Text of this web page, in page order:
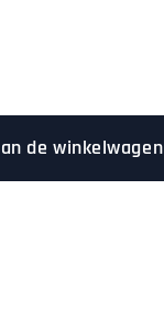
de winkelwagen